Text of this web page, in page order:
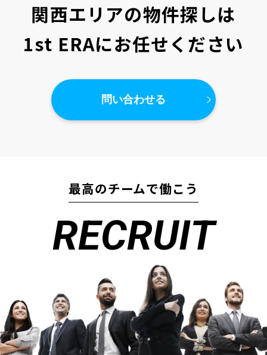
関西エリアの物件探しは
1st ERAにお任せください
問い合わせる
最高のチームで働こう
RECRUIT